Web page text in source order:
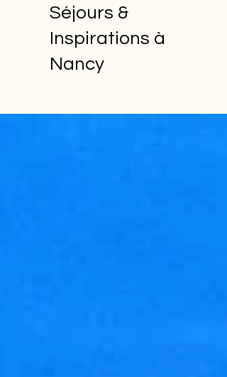
Séjours &
Inspirations à
Nancy